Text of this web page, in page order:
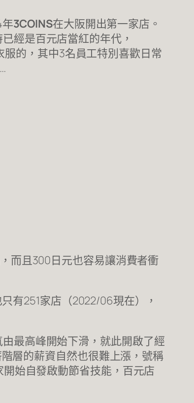
3COINS在大阪開出第一家店。
經是百元店當紅的年代，
服的，其中3名員工特別喜歡日常
而且300日元也容易讓消費者衝
有251家店（2022/06現在），
最高峰開始下滑，就此開啟了經
層的薪資自然也很難上漲，號稱
始自發啟動節省技能，百元店